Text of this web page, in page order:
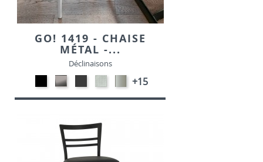
GO! 1419 - CHAISE
MÉTAL -...
Déclinaisons
Métal
noir
opaque
CARBON
LOOK-
SIMILI
gris
opaque
P16
SONOR
ALU-
SIMILI
Métal
satiné
-
+15